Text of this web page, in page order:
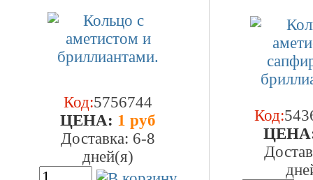
Код:5756744
ЦEHA: 1 руб
Доставка: 6-8
дней(я)
Код: